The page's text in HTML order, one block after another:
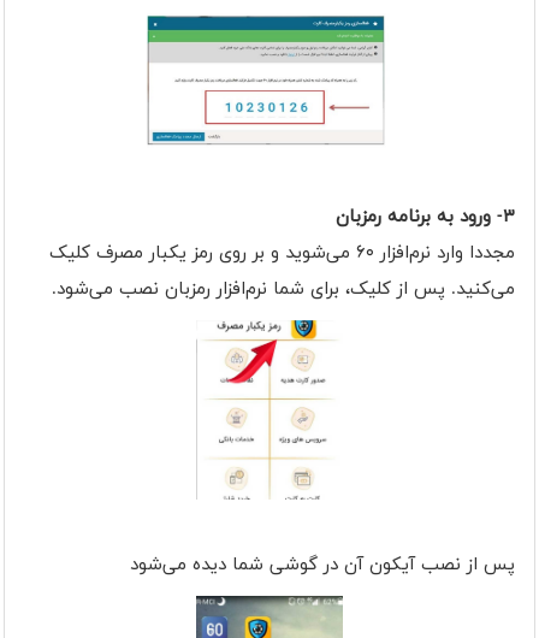
۳- ورود به برنامه رمزبان
مجددا وارد نرم‌افزار ۶۰ می‌شوید و بر روی رمز یکبار مصرف کلیک
می‌کنید. پس از کلیک، برای شما نرم‌افزار رمزبان نصب می‌شود.
پس از نصب آیکون آن در گوشی شما دیده می‌شود